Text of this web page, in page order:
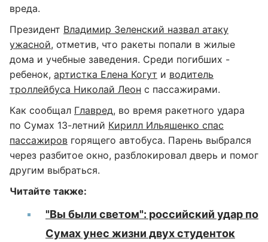
вреда.
Президент Владимир Зеленский назвал атаку
ужасной, отметив, что ракеты попали в жилые
дома и учебные заведения. Среди погибших -
ребенок, артистка Елена Когут и водитель
троллейбуса Николай Леон с пассажирами.
Как сообщал Главред, во время ракетного удара
по Сумах 13-летний Кирилл Ильяшенко спас
пассажиров горящего автобуса. Парень выбрался
через разбитое окно, разблокировал дверь и помог
другим выбраться.
Читайте также:
"Вы были светом": российский удар по
Сумах унес жизни двух студенток